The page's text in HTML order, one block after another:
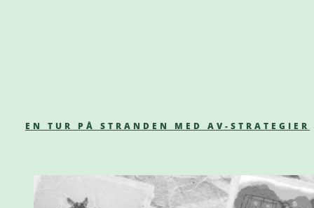
EN TUR PÅ STRANDEN MED AV-STRATEGIER